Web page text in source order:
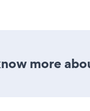
more